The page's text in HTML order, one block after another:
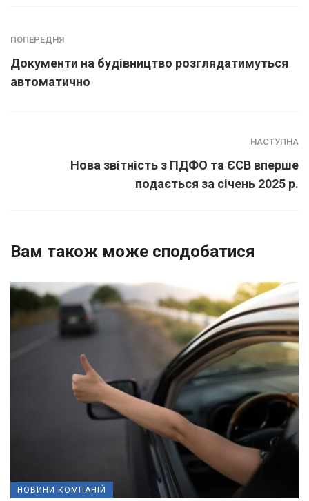
ПОПЕРЕДНЯ
Документи на будівництво розглядатимуться
автоматично
НАСТУПНА
Нова звітність з ПДФО та ЄСВ вперше
подається за січень 2025 р.
Вам також може сподобатися
НОВИНИ КОМПАНІЙ